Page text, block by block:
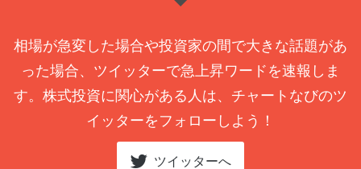
相場が急変した場合や投資家の間で大きな話題があ
った場合、ツイッターで急上昇ワードを速報しま
す。株式投資に関心がある人は、チャートなびのツ
イッターをフォローしよう！
ツイッターへ